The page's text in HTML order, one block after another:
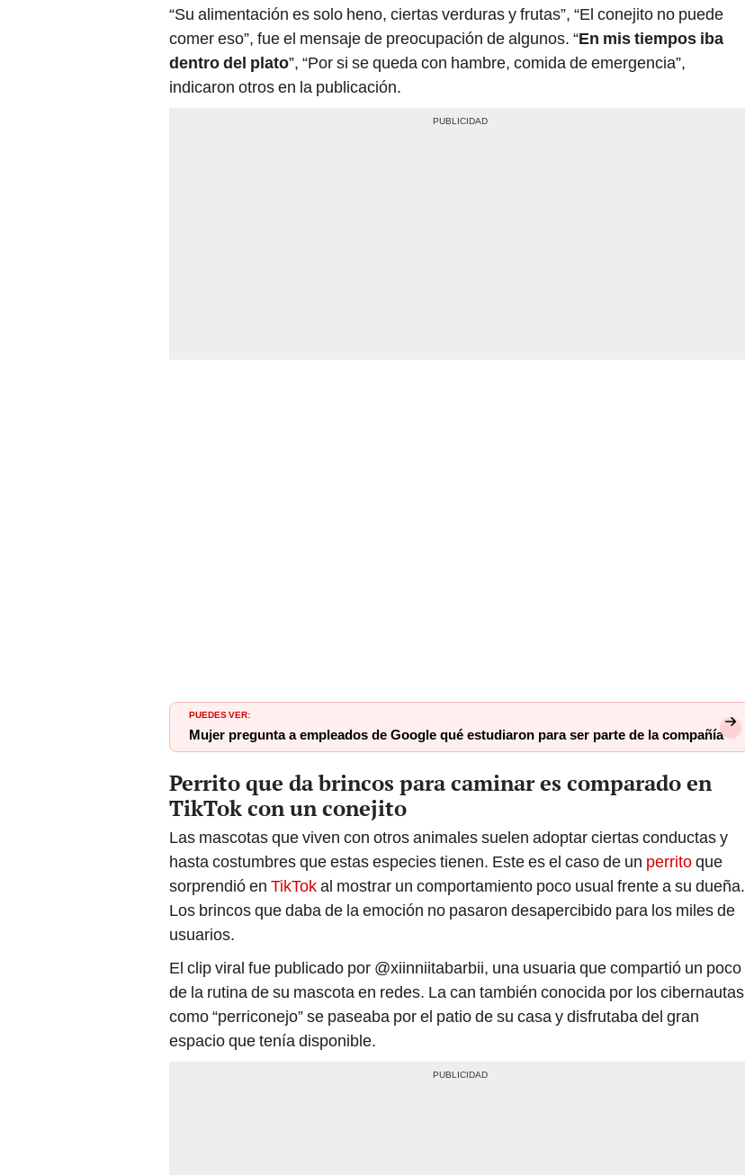
“Su alimentación es solo heno, ciertas verduras y frutas”, “El conejito no puede
comer eso”, fue el mensaje de preocupación de algunos. “En mis tiempos iba
dentro del plato”, “Por si se queda con hambre, comida de emergencia”,
indicaron otros en la publicación.
PUEDES VER:
Mujer pregunta a empleados de Google qué estudiaron para ser parte de la compañía
Perrito que da brincos para caminar es comparado en
TikTok con un conejito
Las mascotas que viven con otros animales suelen adoptar ciertas conductas y
hasta costumbres que estas especies tienen. Este es el caso de un perritoque
sorprendió en TikTokal mostrar un comportamiento poco usual frente a su dueña.
Los brincos que daba de la emoción no pasaron desapercibido para los miles de
usuarios.
El clip viral fue publicado por @xiinniitabarbii, una usuaria que compartió un poco
de la rutina de su mascota en redes. La can también conocida por los cibernautas
como “perriconejo” se paseaba por el patio de su casa y disfrutaba del gran
espacio que tenía disponible.